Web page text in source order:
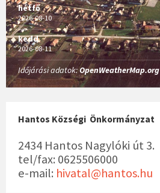
hétfő
2026-08-10
kedd
2026-08-11
Időjárási adatok:OpenWeatherMap.org
Hantos Községi Önkormányzat
2434 Hantos Nagylóki út 3.
tel/fax: 0625506000
e-mail: hivatal@hantos.hu